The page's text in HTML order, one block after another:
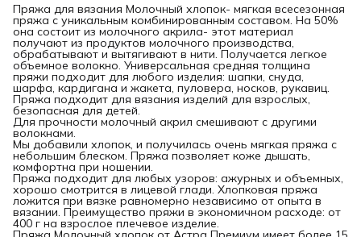
Пряжа для вязания Молочный хлопок- мягкая всесезонная
пряжа с уникальным комбинированным составом. На 50%
она состоит из молочного акрила- этот материал
получают из продуктов молочного производства,
обрабатывают и вытягивают в нити. Получается легкое
объемное волокно. Универсальная средняя толщина
пряжи подходит для любого изделия: шапки, снуда,
шарфа, кардигана и жакета, пуловера, носков, рукавиц.
Пряжа подходит для вязания изделий для взрослых,
безопасная для детей.
Для прочности молочный акрил смешивают с другими
волокнами.
Мы добавили хлопок, и получилась очень мягкая пряжа с
небольшим блеском. Пряжа позволяет коже дышать,
комфортна при ношении.
Пряжа подходит для любых узоров: ажурных и объемных,
хорошо смотрится в лицевой глади. Хлопковая пряжа
ложится при вязке равномерно независимо от опыта в
вязании. Преимущество пряжи в экономичном расходе: от
400 г на взрослое плечевое изделие.